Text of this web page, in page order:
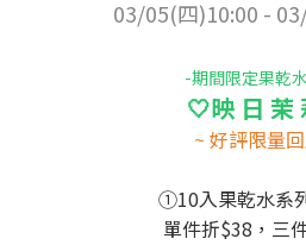
03/05(四)10:00 -
-期間限定果乾
🤍映 日 茉
~ 好評限量
①10入果乾水系
單件折$38，三